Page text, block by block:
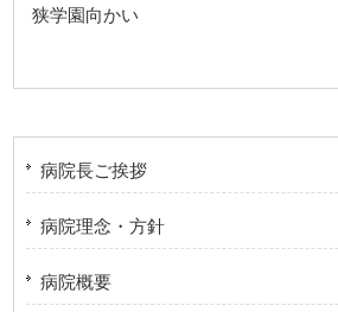
狭学園向かい
病院長ご挨拶
病院理念・方針
病院概要